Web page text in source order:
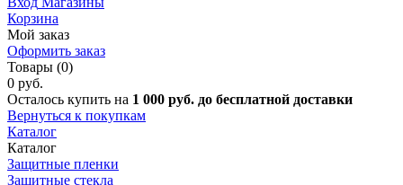
Корзина
Мой заказ
Оформить заказ
Товары (0)
0 руб.
Осталось купить на 1 000 руб. до бесплатной доставки
Вернуться к покупкам
Каталог
Каталог
Защитные пленки
Защитные стекла